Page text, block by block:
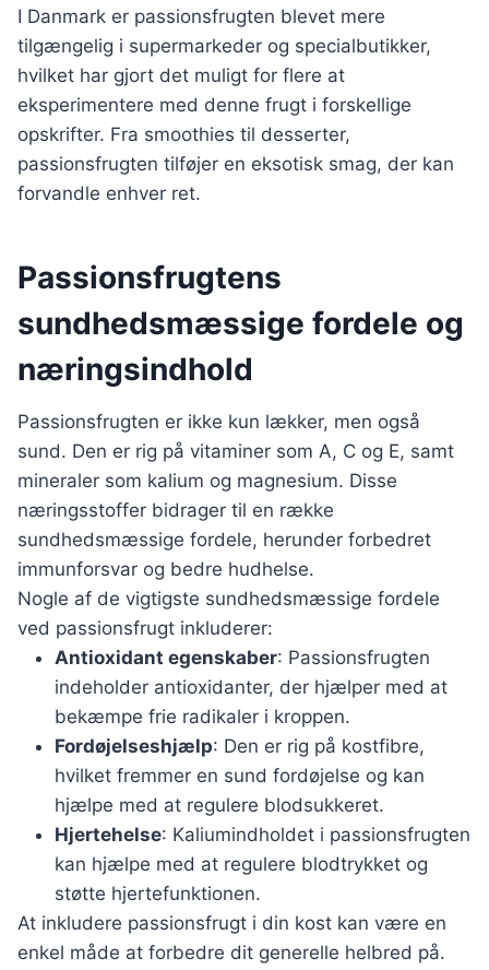
I Danmark er passionsfrugten blevet mere
tilgængelig i supermarkeder og specialbutikker,
hvilket har gjort det muligt for flere at
eksperimentere med denne frugt i forskellige
opskrifter. Fra smoothies til desserter,
passionsfrugten tilføjer en eksotisk smag, der kan
forvandle enhver ret.
Passionsfrugtens
sundhedsmæssige fordele og
næringsindhold
Passionsfrugten er ikke kun lækker, men også
sund. Den er rig på vitaminer som A, C og E, samt
mineraler som kalium og magnesium. Disse
næringsstoffer bidrager til en række
sundhedsmæssige fordele, herunder forbedret
immunforsvar og bedre hudhelse.
Nogle af de vigtigste sundhedsmæssige fordele
ved passionsfrugt inkluderer:
Antioxidant egenskaber: Passionsfrugten
indeholder antioxidanter, der hjælper med at
bekæmpe frie radikaler i kroppen.
Fordøjelseshjælp: Den er rig på kostfibre,
hvilket fremmer en sund fordøjelse og kan
hjælpe med at regulere blodsukkeret.
Hjertehelse: Kaliumindholdet i passionsfrugten
kan hjælpe med at regulere blodtrykket og
støtte hjertefunktionen.
At inkludere passionsfrugt i din kost kan være en
enkel måde at forbedre dit generelle helbred på.